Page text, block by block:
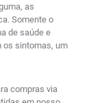
as
Somente o
de saúde e
os sintomas, um
compras via